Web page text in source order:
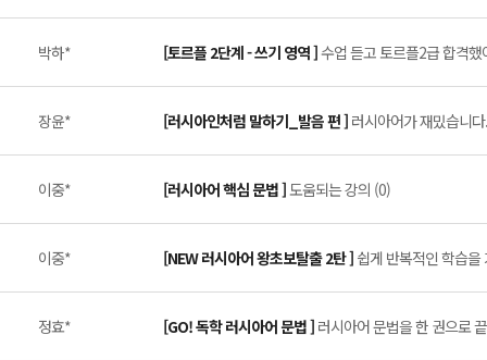
박하* [토르플 2단계 - 쓰기 영역 ]수업 듣고 토르플2급 합격했
장윤* [러시아인처럼 말하기_발음 편 ] 러시아어가 재밌습니
이중* [러시아어 핵심 문법 ]도움되는 강의 (0)
이중* [NEW 러시아어 왕초보탈출 2탄 ] 쉽게 반복적인 학습
정효* [GO! 독학 러시아어 문법 ] 러시아어 문법을 한 권으로